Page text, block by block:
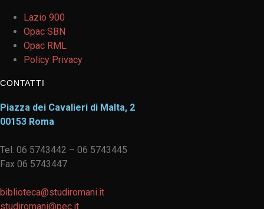
Lazio 900
Opac SBN
Opac RML
Policy Privacy
CONTATTI
Piazza dei Cavalieri di Malta, 2
00153 Roma
Tel. 06 5743442 – 06 5743445
Fax 06 5743447
biblioteca@studiromani.it
studiromani@pec.it